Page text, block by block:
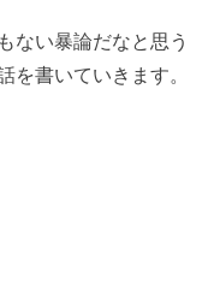
ない暴論だなと思う
を書いていきます。